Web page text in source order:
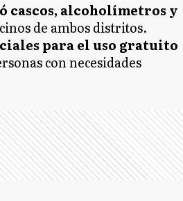
cascos, alcoholímetros y
de ambos distritos.
para el uso gratuito
con necesidades